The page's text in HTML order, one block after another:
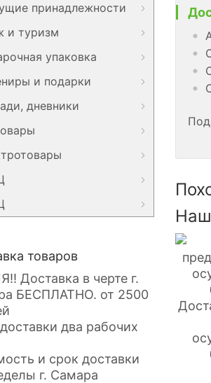
принадлежности
и туризм
упаковка
и подарки
дневники
товаров
Доставка в черте г.
БЕСПЛАТНО. от 2500
два рабочих
и срок доставки
г. Самара